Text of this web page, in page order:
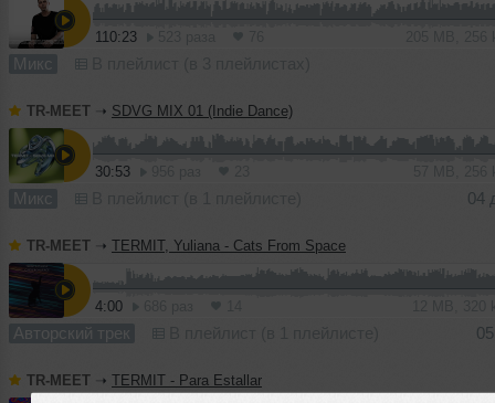
110:23
Микс
TR-MEET ➝ SDVG MIX 01 (Indie Dance)
30:53
Микс 04
TR-MEET ➝ TERMIT, Yuliana - Cats From Space
4:00
Авторский трек
TR-MEET ➝ TERMIT - Para Estallar